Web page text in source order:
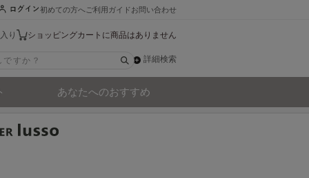
お問い合わせ
ご利用ガイド
初めての方へ
ショッピングカートに商品はありません
り
詳細検索
あなたへのおすすめ